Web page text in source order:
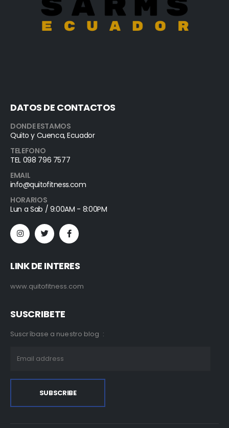
DATOS DE CONTACTOS
DONDE ESTAMOS
Quito y Cuenca, Ecuador
TELEFONO
TEL 098 796 7577
EMAIL
info@quitofitness.com
HORARIOS
Lun a Sab / 9:00AM - 8:00PM
LINK DE INTERES
www.quitofitness.com
SUSCRIBETE
Suscríbase a nuestro blog :